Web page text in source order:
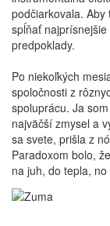
podčiarkovala.
spĺňať
predpoklady.
Po niekoľkých
spoločnosti z
spoluprácu. Ja
najväčší zmysel a
sa svete, prišla z
Paradoxom bolo,
na juh, do tepla,